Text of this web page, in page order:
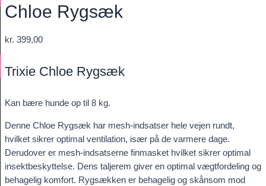
Chloe Rygsæk
kr. 399,00
Trixie Chloe Rygsæk
Kan bære hunde op til 8 kg.
Denne Chloe Rygsæk har mesh-indsatser hele vejen rundt,
hvilket sikrer optimal ventilation, især på de varmere dage.
Derudover er mesh-indsatserne finmasket hvilket sikrer optimal
insektbeskyttelse. Dens taljerem giver en optimal vægtfordeling og
behagelig komfort. Rygsækken er behagelig og skånsom mod